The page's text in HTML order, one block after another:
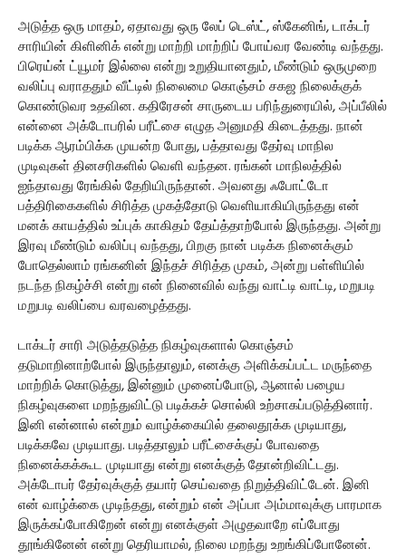
அடுத்த ஒரு மாதம், ஏதாவது ஒரு லேப் டெஸ்ட், ஸ்கேனிங், டாக்டர்
சாரியின் கிளினிக் என்று மாற்றி மாற்றிப் போய்வர வேண்டி வந்தது.
பிரெய்ன் ட்யூமர் இல்லை என்று உறுதியானதும், மீண்டும் ஒருமுறை
வலிப்பு வராததும் வீட்டில் நிலைமை கொஞ்சம் சகஜ நிலைக்குக்
கொண்டுவர உதவின. கதிரேசன் சாருடைய பரிந்துரையில், அப்பீலில்
என்னை அக்டோபரில் பரீட்சை எழுத அனுமதி கிடைத்தது. நான்
படிக்க ஆரம்பிக்க முயன்ற போது, பத்தாவது தேர்வு மாநில
முடிவுகள் தினசரிகளில் வெளி வந்தன. ரங்கன் மாநிலத்தில்
ஐந்தாவது ரேங்கில் தேறியிருந்தான். அவனது ஃபோட்டோ
பத்திரிகைகளில் சிரித்த முகத்தோடு வெளியாகியிருந்தது என்
மனக் காயத்தில் உப்புக் காகிதம் தேய்த்தாற்போல் இருந்தது. அன்று
இரவு மீண்டும் வலிப்பு வந்தது, பிறகு நான் படிக்க நினைக்கும்
போதெல்லாம் ரங்கனின் இந்தச் சிரித்த முகம், அன்று பள்ளியில்
நடந்த நிகழ்ச்சி என்று என் நினைவில் வந்து வாட்டி வாட்டி, மறுபடி
மறுபடி வலிப்பை வரவழைத்தது.
டாக்டர் சாரி அடுத்தடுத்த நிகழ்வுகளால் கொஞ்சம்
தடுமாறினாற்போல் இருந்தாலும், எனக்கு அளிக்கப்பட்ட மருந்தை
மாற்றிக் கொடுத்து, இன்னும் முனைப்போடு, ஆனால் பழைய
நிகழ்வுகளை மறந்துவிட்டு படிக்கச் சொல்லி உற்சாகப்படுத்தினார்.
இனி என்னால் என்றும் வாழ்க்கையில் தலைதூக்க முடியாது,
படிக்கவே முடியாது. படித்தாலும் பரீட்சைக்குப் போவதை
நினைக்கக்கூட முடியாது என்று எனக்குத் தோன்றிவிட்டது.
அக்டோபர் தேர்வுக்குத் தயார் செய்வதை நிறுத்திவிட்டேன். இனி
என் வாழ்க்கை முடிந்தது, என்றும் என் அப்பா அம்மாவுக்கு பாரமாக
இருக்கப்போகிறேன் என்று எனக்குள் அழுதவாறே எப்போது
தூங்கினேன் என்று தெரியாமல், நிலை மறந்து உறங்கிப்போனேன்.